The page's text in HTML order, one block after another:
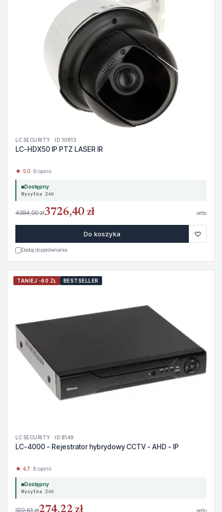
LC SECURITY · ID 10613
LC-HDX50 IP PTZ LASER IR
★ 5.0· 9 opinii
Dostępny
Wysyłka 24h
4384,00 zł3726,40 zł netto
Do koszyka ♡
Dodaj do porównania
TANIEJ -60 ZŁ BESTSELLER
LC SECURITY · ID 8149
LC-4000 - Rejestrator hybrydowy CCTV - AHD - IP
★ 4.7· 8 opinii
Dostępny
Wysyłka 24h
322,61 zł netto